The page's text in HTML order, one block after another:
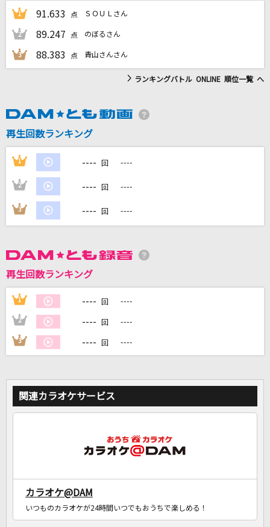
[生音]ボクノート(ドラえもんアニメバージョン)
スキマスイッチ
Beautiful Life
SixTONES
清水翔太 feat.仲宗根泉(HY)
カラオケ最新情報をチェック！
DAMに会員登録・ログインして
家族や友達と一緒に！練習にも！
1 91.633 点 ＳＯＵＬさん
2 89.247 点 のぼるさん
3 88.383 点 青山さんさん
ランキングバトル ONLINE 順位一覧 へ
再生回数ランキング
1 ---- 回 ----
2 ---- 回 ----
3 ---- 回 ----
再生回数ランキング
1 ---- 回 ----
2 ---- 回 ----
3 ---- 回 ----
関連カラオケサービス
カラオケ@DAM
いつものカラオケが24時間いつでもおうちで楽しめる！